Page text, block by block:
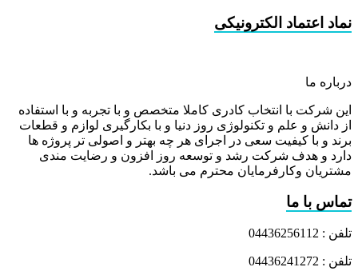
نماد اعتماد الکترونیکی
درباره ما
این شرکت با انتخاب کادری کاملا متخصص و با تجربه و با استفاده
از دانش و علم و تکنولوژی روز دنیا و با بکارگیری لوازم و قطعات
برند و با کیفیت سعی در اجرای هر چه بهتر و اصولی تر پروژه ها
دارد و هدف شرکت رشد و توسعه روز افزون و رضایت مندی
مشتریان وکارفرمایان محترم می باشد.
تماس با ما
تلفن : 04436256112
تلفن : 04436241272